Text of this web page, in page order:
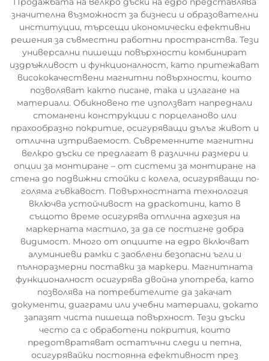
значителна възможност за бизнеси и образователни
институции, търсещи икономически ефективни
решения за съвместни работни пространства. Тези
универсални пишещи повърхности комбинират
издръжливост и функционалност, като притежават
висококачествени магнитни повърхности, които
позволяват както писане, така и излагане на
материали. Обикновено те използват напреднали
стоманени конструкции с порцеланово или
прахообразно покритие, осигуряващи дълъг живот и
отлична изтриваемост. Съвременните магнитни
велкро дъски се предлагат в различни размери и
опции за монтиране – от системи за монтиране на
стена до подвижни стойки с колела, осигуряващи по-
голяма гъвкавост. Повърхностната технология
включва устойчивост на драскотини, като в
същото време осигурява отлична адхезия на
маркерната мастило, за да се постигне добра
видимост. Много от опциите на едро включват
алуминиеви рамки с заоблени безопасни ъгли и
пълноразмерни поставки за маркери. Магнитната
функционалност осигурява двойна употреба, като
позволява на потребителите да закачат
документи, диаграми или учебни материали, докато
запазят чиста пишеща повърхност. Тези дъски
често са с обработени покрития, които
предотвратяват остатъчни следи и петна,
осигурявайки постоянна ефективност през